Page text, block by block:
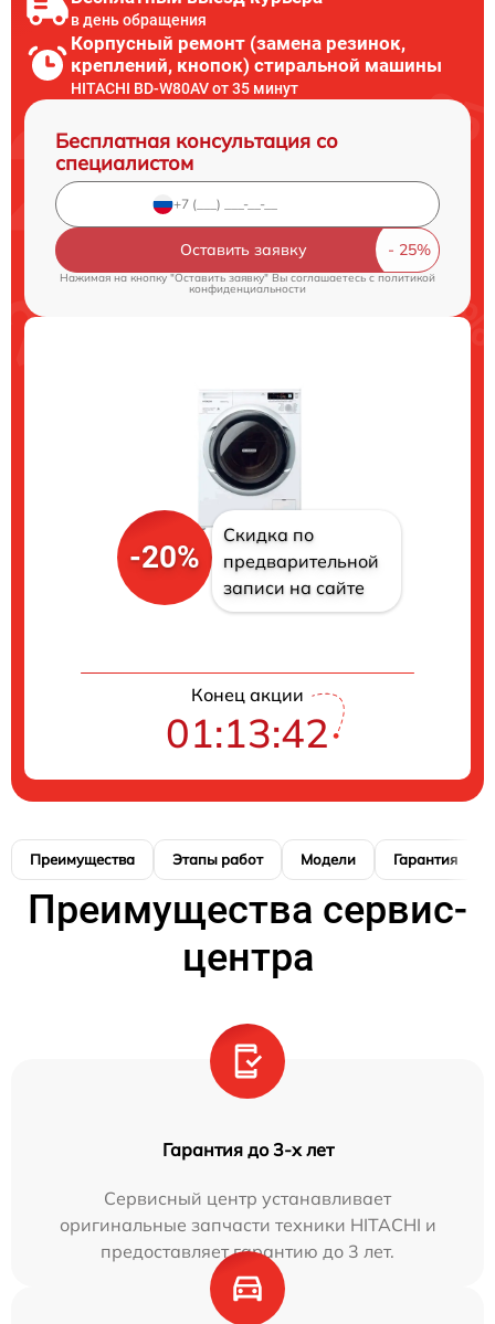
в день обращения
Корпусный ремонт (замена резинок,
креплений, кнопок) стиральной машины
HITACHI BD-W80AV от 35 минут
Бесплатная консультация со
специалистом
Оставить заявку
Нажимая на кнопку "Оставить заявку" Вы соглашаетесь cполитикой
конфиденциальности
-20%
Скидка по
предварительной
записи на сайте
Конец акции
01:13:41
Преимущества Этапы работ Модели Гарантия
Преимущества сервис-
центра
Гарантия до 3-х лет
Сервисный центр устанавливает
оригинальные запчасти техники HITACHI и
предоставляет гарантию до 3 лет.